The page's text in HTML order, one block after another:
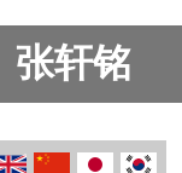
张轩铭